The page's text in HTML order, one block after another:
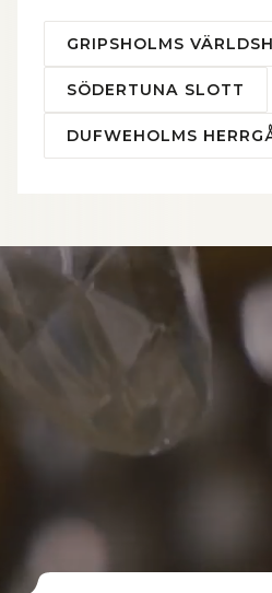
GRIPSHOLMS
SÖDERTUNA SLOTT
DUFWEHOLMS